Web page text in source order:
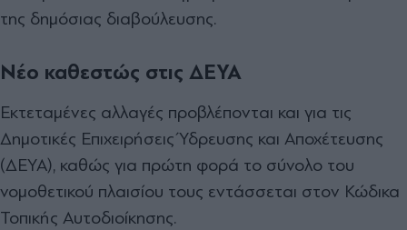
της δημόσιας διαβούλευσης.
Νέο καθεστώς στις ΔΕΥΑ
Εκτεταμένες αλλαγές προβλέπονται και για τις
Δημοτικές Επιχειρήσεις Ύδρευσης και Αποχέτευσης
(ΔΕΥΑ), καθώς για πρώτη φορά το σύνολο του
νομοθετικού πλαισίου τους εντάσσεται στον Κώδικα
Τοπικής Αυτοδιοίκησης.